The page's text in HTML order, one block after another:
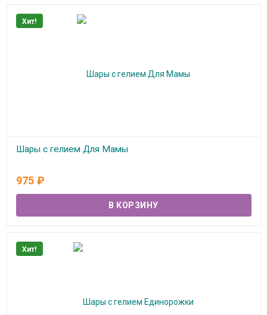
Хит!
Шары с гелием Для Мамы
975 ₽
Хит!